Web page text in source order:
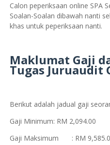
Calon peperiksaan online SPA
Soalan-Soalan dibawah nanti
khas untuk peperiksaan nanti.
Maklumat Gaji
Tugas Juruaudit
Berikut adalah jadual gaji
Gaji Minimum: RM 2,094.00
Gaji Maksimum
: RM